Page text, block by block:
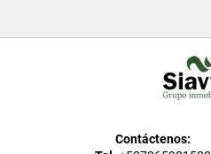
Contáctenos: